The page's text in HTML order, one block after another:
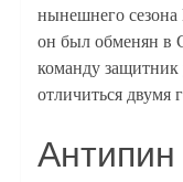
нынешнего
он был обменян в
команду защитник
отличиться двумя
Антипин